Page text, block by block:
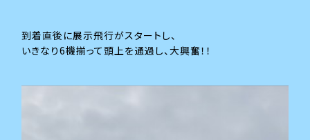
到着直後に展示飛行がスタートし、
いきなり6機揃って頭上を通過し、大興奮！！